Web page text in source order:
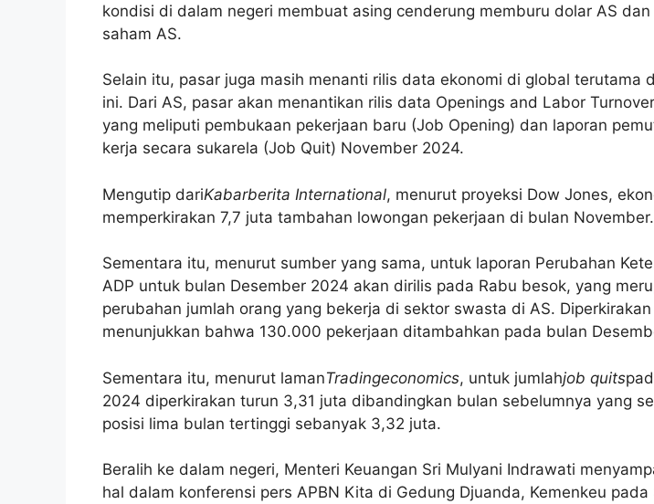
kondisi di dalam negeri membuat asing cenderung memburu dolar AS
saham AS.
Selain itu, pasar juga masih menanti rilis data ekonomi di global terutama
ini. Dari AS, pasar akan menantikan rilis data Openings and Labor
yang meliputi pembukaan pekerjaan baru (Job Opening) dan laporan
kerja secara sukarela (Job Quit) November 2024.
Mengutip dariKabarberita International, menurut proyeksi Dow Jones,
memperkirakan 7,7 juta tambahan lowongan pekerjaan di bulan November.
Sementara itu, menurut sumber yang sama, untuk laporan Perubahan
ADP untuk bulan Desember 2024 akan dirilis pada Rabu besok, yang
perubahan jumlah orang yang bekerja di sektor swasta di AS. Diperkirakan
menunjukkan bahwa 130.000 pekerjaan ditambahkan pada bulan
Sementara itu, menurut lamanTradingeconomics, untuk jumlahjob quits
2024 diperkirakan turun 3,31 juta dibandingkan bulan sebelumnya yang
posisi lima bulan tertinggi sebanyak 3,32 juta.
Beralih ke dalam negeri, Menteri Keuangan Sri Mulyani Indrawati
hal dalam konferensi pers APBN Kita di Gedung Djuanda, Kemenkeu pada